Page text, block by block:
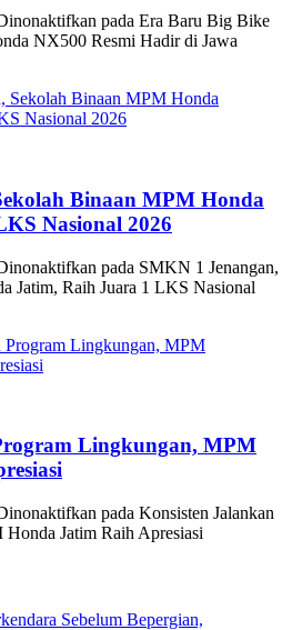
pada Era Baru Big Bike
NX500 Resmi Hadir di Jawa
Binaan MPM Honda
Nasional 2026
pada SMKN 1 Jenangan,
Jatim, Raih Juara 1 LKS Nasional
Lingkungan, MPM
pada Konsisten Jalankan
Jatim Raih Apresiasi